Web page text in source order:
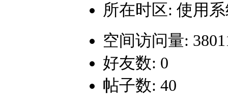
所在时区: 使用
空间访问量:
好友数: 0
帖子数: 40